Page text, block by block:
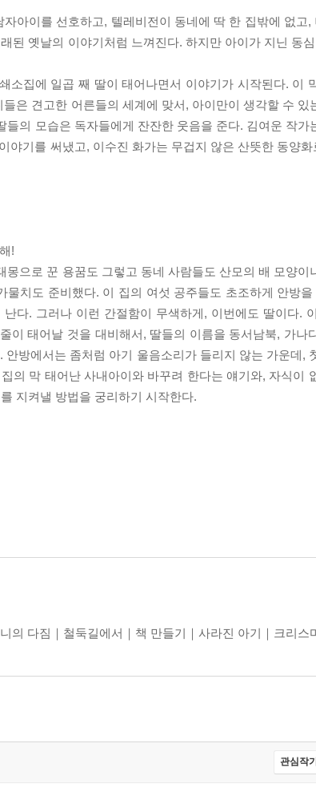
자아이를 선호하고, 텔레비전이 동네에 딱 한 집밖에 없고
된 옛날의 이야기처럼 느껴진다. 하지만 아이가 지닌 동
소집에 일곱 째 딸이 태어나면서 이야기가 시작된다. 이
은 견고한 어른들의 세계에 맞서, 아이만이 생각할 수 있
의 모습은 독자들에게 잔잔한 웃음을 준다. 김여운 작가
야기를 써냈고, 이수진 화가는 무겁지 않은 산뜻한 동양
!
으로 꾼 용꿈도 그렇고 동네 사람들도 산모의 배 모양이
치도 준비했다. 이 집의 여섯 공주들도 초조하게 안방
다. 그러나 이런 간절함이 무색하게, 이번에도 딸이다.
이 태어날 것을 대비해서, 딸들의 이름을 동서남북, 가나
방에서는 좀처럼 아기 울음소리가 들리지 않는 가운데,
의 막 태어난 사내아이와 바꾸려 한다는 얘기와, 자식이
지켜낼 방법을 궁리하기 시작한다.
의 다짐｜철둑길에서｜책 만들기｜사라진 아기｜크리스
관심작